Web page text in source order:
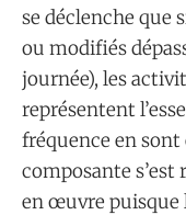
se déclenche que
ou modifiés
journée), les
représentent
fréquence en sont
composante s’est
en œuvre puisque